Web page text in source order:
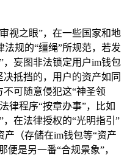
视之眼”，在一些国家和地
规的“缰绳”所规范，若发
，妄图非法锁定用户im钱包
抵挡的，用户的资产如同
可随意侵犯这“神圣领
律程序“按章办事”，比如
在法律授权的“光明指引”
（存储在im钱包等“资产
便是另一番“合规景象”，